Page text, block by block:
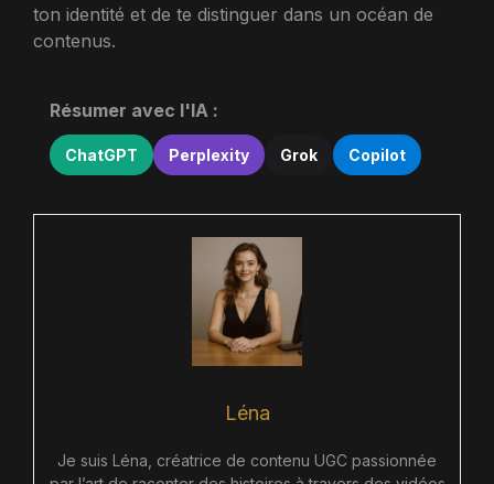
ton identité et de te distinguer dans un océan de
contenus.
Résumer avec l'IA :
ChatGPT Perplexity Grok Copilot
Léna
Je suis Léna, créatrice de contenu UGC passionnée